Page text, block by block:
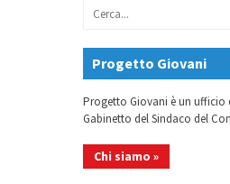
Progetto Giovani
Progetto Giovani è un ufficio
Gabinetto del Sindaco del
Chi siamo »